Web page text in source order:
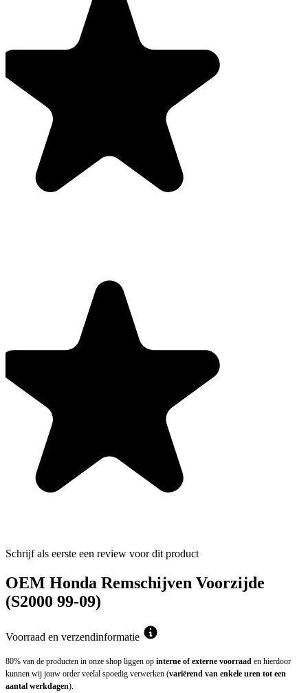
Schrijf als eerste een review voor dit product
OEM Honda Remschijven Voorzijde
(S2000 99-09)
Voorraad en verzendinformatie
80% van de producten in onze shop liggen op interne of externe voorraad en hierdoor
kunnen wij jouw order veelal spoedig verwerken (variërend van enkele uren tot een
aantal werkdagen).